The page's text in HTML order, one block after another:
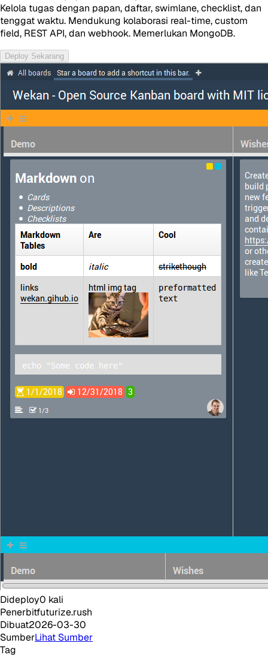
Kelola tugas dengan papan, daftar, swimlane, checklist, dan
tenggat waktu. Mendukung kolaborasi real-time, custom
field, REST API, dan webhook. Memerlukan MongoDB.
Deploy Sekarang
Dideploy0 kali
Penerbitfuturize.rush
Dibuat2026-03-30
SumberLihat Sumber
Tag